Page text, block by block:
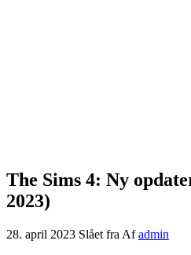
The Sims 4: Ny
2023)
28. april 2023 Slået fra Af admin